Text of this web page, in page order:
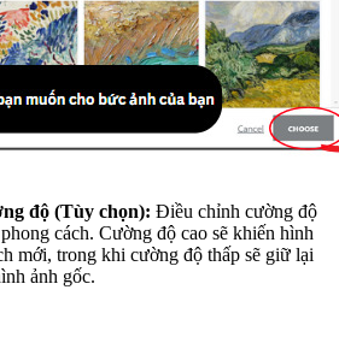
độ (Tùy chọn): Điều chỉnh cường độ
cách. Cường độ cao sẽ khiến hình
mới, trong khi cường độ thấp sẽ giữ lại
ảnh gốc.